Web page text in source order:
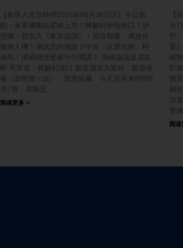
【新唐人北京時間2026年08月08日訊】今日焦
點：美軍機集結霍峽上空！將解封伊朗港口？伊
突曝：想加入《麥加協議》！美情報曝：俄放炸
藥無人機！測試北約底線？中共「反腐先鋒」秒
落馬！挪威碉堡驚藏中共間諜？ 海峽協議達成在
即 美官員：將解封港口 觀眾朋友大家好，歡迎收
看《新聞第一線》，我是懿馨。今天是美東時間8
月7號，星期五。
阅读更多 »
【
月
勢
案
磅
對
購
關
法
普
阅